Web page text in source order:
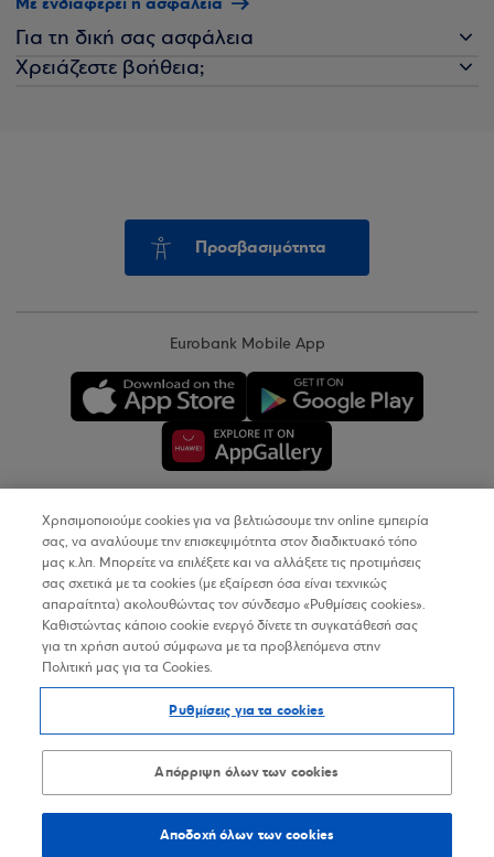
Για τη δική σας ασφάλεια
Χρειάζεστε βοήθεια;
Προσβασιμότητα
Eurobank Mobile App
Copyright © 2026
Όροι Χρήσης
Προσωπικά Δεδομένα στον Διαδικτυακό Τόπο
Δήλωση Προσβασιμότητας
Sitemap
Χρησιμοποιούμε cookies για να βελτιώσουμε την online εμπειρία
σας, να αναλύουμε την επισκεψιμότητα στον διαδικτυακό τόπο
μας κ.λπ. Μπορείτε να επιλέξετε και να αλλάξετε τις προτιμήσεις
σας σχετικά με τα cookies (με εξαίρεση όσα είναι τεχνικώς
απαραίτητα) ακολουθώντας τον σύνδεσμο «Ρυθμίσεις cookies».
Καθιστώντας κάποιο cookie ενεργό δίνετε τη συγκατάθεσή σας
για τη χρήση αυτού σύμφωνα με τα προβλεπόμενα στην
Πολιτική μας για τα Cookies.
Ρυθμίσεις για τα cookies
Απόρριψη όλων των cookies
Αποδοχή όλων των cookies